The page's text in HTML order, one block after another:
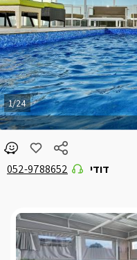
דודי 052-9788652
1/24